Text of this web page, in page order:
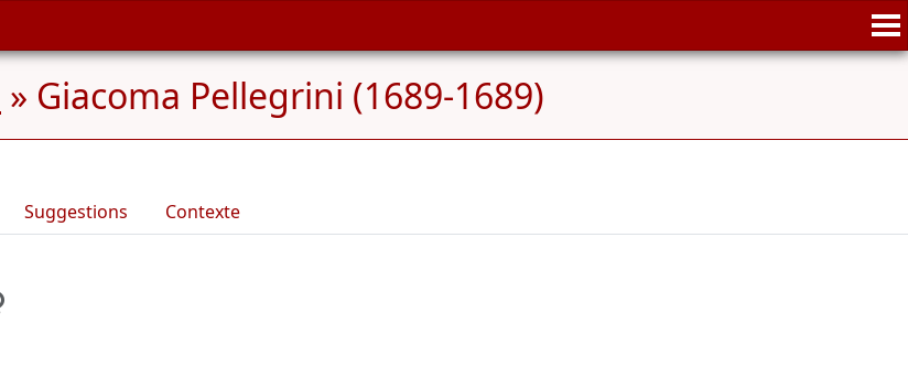
» Giacoma Pellegrini (1689-1689)
Suggestions Contexte